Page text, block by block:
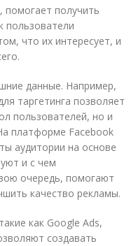
помогает получить
что их интересует, и
данные. Например,
таргетинга позволяет
пользователей, но и
платформе Facebook
аудитории на основе
и с чем
очередь, помогают
качество рекламы.
как Google Ads,
создавать